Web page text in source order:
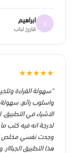
ا ابراهيم
قارئ لباب
★
★
★
★
★
“سهولة القراءة
واسلوب رائع،
الاشياء في
لدرجة انه فيه كتب
وجدت نفسي مخلص
هذا التطبيق